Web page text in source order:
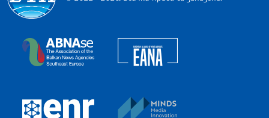
The Assocoation of the Balkan News Agencies
European Newsroom